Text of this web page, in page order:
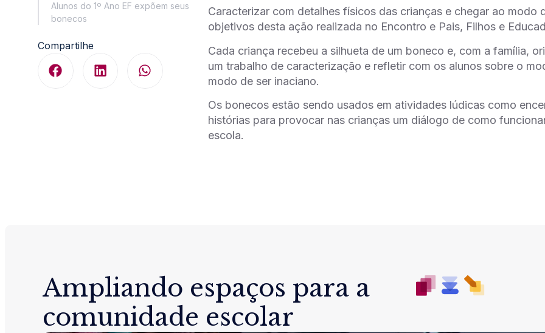
Alunos do 1º Ano EF expõem seus
bonecos
Compartilhe
Caracterizar com detalhes físicos das crianças e chegar ao modo
objetivos desta ação realizada no Encontro e Pais, Filhos e
Cada criança recebeu a silhueta de um boneco e, com a família,
um trabalho de caracterização e refletir com os alunos sobre o
modo de ser inaciano.
Os bonecos estão sendo usados em atividades lúdicas como
histórias para provocar nas crianças um diálogo de como
escola.
Ampliando espaços para a
comunidade escolar